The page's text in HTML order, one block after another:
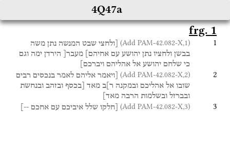
4Q47a
frg. 1
1
(Add PAM-42.082-X,1) [ולחצי שבט המנשה נתן משה
בבשן ולחציו נתן יהושע עם אחיהם] מעבר[ הירדן ימה וגם
כי שלחם יהושע אל אהליהם ויברכם]
2
(Add PAM-42.082-X,2) [ויאמר אליהם לאמר בנכסים רבים
שובו אל אהליכם ובמקנה ר]ב מאד [בכסף ובזהב ובנחשת
ובברזל ובשלמות הרבה מאד]
3
(Add PAM-42.082-X,3) [חלקו שלל איביכם עם אחכם --]